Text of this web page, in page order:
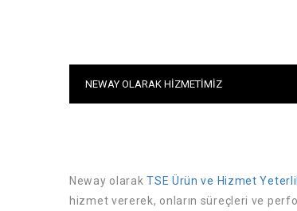
NEWAY OLARAK HIZMETIMIZ
Neway olarakTSE Ürün ve Hizmet
hizmet vererek, onların süreçleri ve